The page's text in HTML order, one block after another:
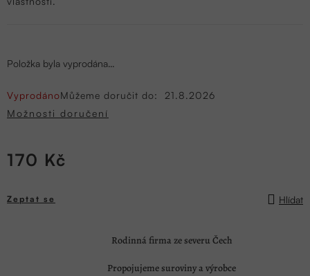
Položka byla vyprodána…
VyprodánoMůžeme doručit do:
21.8.2026
Možnosti doručení
170 Kč
cena:
Zeptat se Hlídat
Rodinná firma ze severu Čech
Propojujeme suroviny a výrobce